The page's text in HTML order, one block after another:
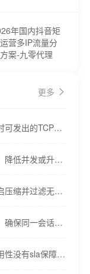
年国内抖音矩
营多IP流量分
案-九零代理
更多
可发出的TCP连
降低并发或升级
压缩并过滤无用
确保同一会话出
性没有sla保障---